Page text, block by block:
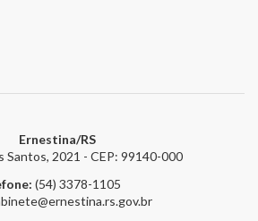
Ernestina/RS
Santos, 2021 - CEP: 99140-000
(54) 3378-1105